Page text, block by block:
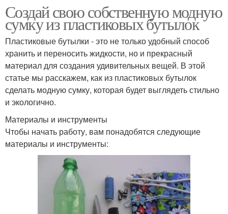
Создай свою собственную модную
сумку из пластиковых бутылок
Пластиковые бутылки - это не только удобный способ
хранить и переносить жидкости, но и прекрасный
материал для создания удивительных вещей. В этой
статье мы расскажем, как из пластиковых бутылок
сделать модную сумку, которая будет выглядеть стильно
и экологично.
Материалы и инструменты
Чтобы начать работу, вам понадобятся следующие
материалы и инструменты: